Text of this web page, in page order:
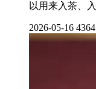
以用来入茶、入
2026-05-16 4364